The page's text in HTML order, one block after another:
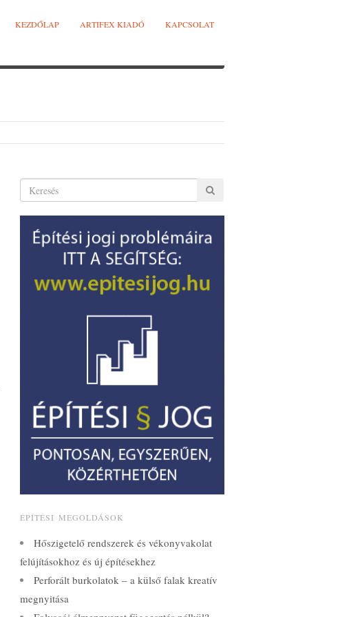
KEZDŐLAP ARTIFEX KIADÓ KAPCSOLAT
ÉPÍTÉSI MEGOLDÁSOK
Hőszigetelő rendszerek és vékonyvakolat
felújításokhoz és új építésekhez
Perforált burkolatok – a külső falak kreatív
megnyitása